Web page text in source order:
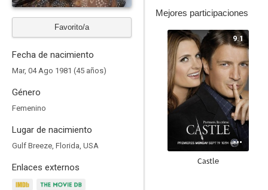
Favorito/a
Fecha de nacimiento
Mar, 04 Ago 1981 (45 años)
Género
Femenino
Lugar de nacimiento
Gulf Breeze, Florida, USA
Enlaces externos
Mejores participaciones
9.1
Castle